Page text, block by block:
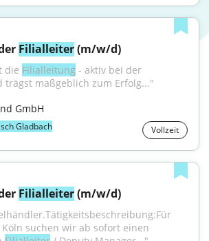
Filialleiter (m/w/d)
die Filialleitung - aktiv bei der
trägst maßgeblich zum Erfolg..."
GmbH
Gladbach Vollzeit
Filialleiter (m/w/d)
suchen wir ab sofort einen